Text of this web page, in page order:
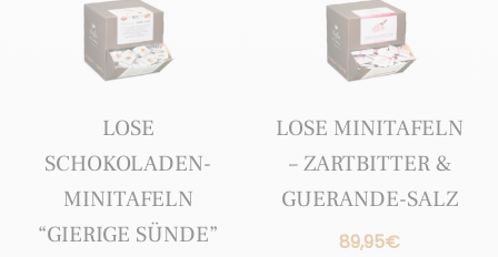
LOSE
SCHOKOLADEN-
MINITAFELN
“GIERIGE SÜNDE”
LOSE MINITAFELN
– ZARTBITTER &
GUERANDE-SALZ
89,95€